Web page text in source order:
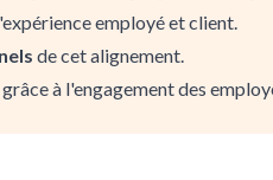
employé et client.
de cet alignement.
grâce à l'engagement des